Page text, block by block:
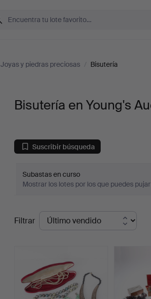
Joyas y piedras preciosas / Bisutería
Bisutería en Young's
Suscribir búsqueda
Subastas en curso
Mostrar los lotes por los que puedes pujar
Precios
de
Filtrar